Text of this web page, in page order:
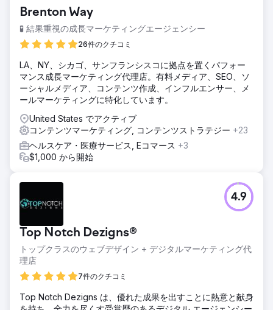
Brenton Way
🧪 結果重視の成長マーケティングエージェンシー
26件のクチコミ
LA、NY、シカゴ、サンフランシスコに拠点を置くパフォー
マンス成長マーケティング代理店。有料メディア、SEO、ソ
ーシャルメディア、コンテンツ作成、インフルエンサー、メ
ールマーケティングに特化しています。
United States でアクティブ
コンテンツマーケティング, コンテンツストラテジー +23
ヘルスケア・医療サービス, Eコマース +3
$1,000 から開始
Top Notch Dezigns®
トップクラスのウェブデザイン + デジタルマーケティング代
理店
7件のクチコミ
4.9
Top Notch Dezigns は、優れた成果を出すことに熱意と献身